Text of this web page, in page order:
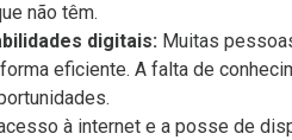
não têm.
digitais: Muitas
eficiente. A falta de
à internet e a posse de